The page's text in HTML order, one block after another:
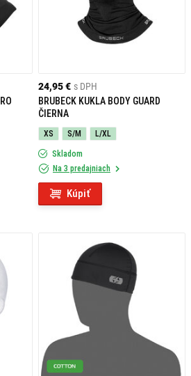
24,95 € s DPH
BRUBECK KUKLA BODY GUARD
ČIERNA
XS S/M L/XL
Skladom
Na 3 predajniach
Kúpiť